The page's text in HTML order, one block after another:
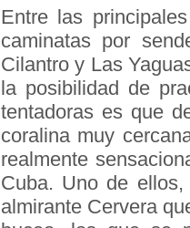
Entre las
caminatas por
Cilantro y Las
la posibilidad de
tentadoras es que
coralina muy
realmente
Cuba. Uno de
almirante Cervera